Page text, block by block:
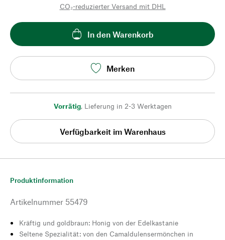
CO₂-reduzierter Versand mit DHL
In den Warenkorb
Merken
Vorrätig, Lieferung in 2-3 Werktagen
Verfügbarkeit im Warenhaus
Produktinformation
Artikelnummer 55479
Kräftig und goldbraun: Honig von der Edelkastanie
Seltene Spezialität: von den Camaldulensermönchen in